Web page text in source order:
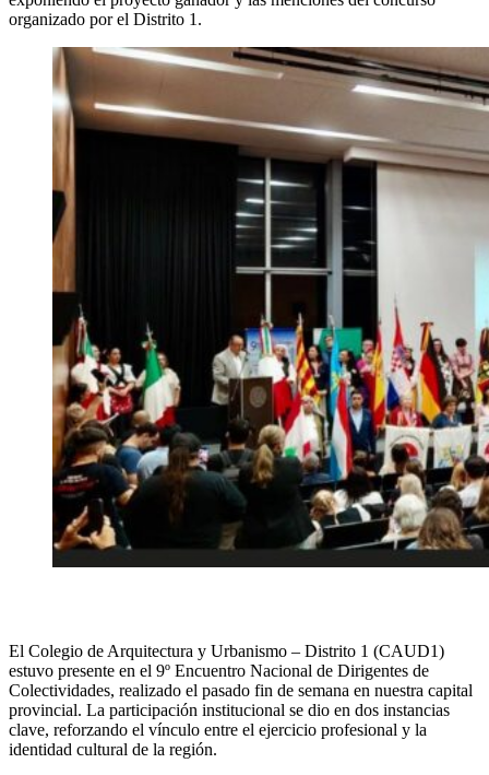
organizado por el Distrito 1.
El Colegio de Arquitectura y Urbanismo – Distrito 1 (CAUD1)
estuvo presente en el 9º Encuentro Nacional de Dirigentes de
Colectividades, realizado el pasado fin de semana en nuestra capital
provincial. La participación institucional se dio en dos instancias
clave, reforzando el vínculo entre el ejercicio profesional y la
identidad cultural de la región.